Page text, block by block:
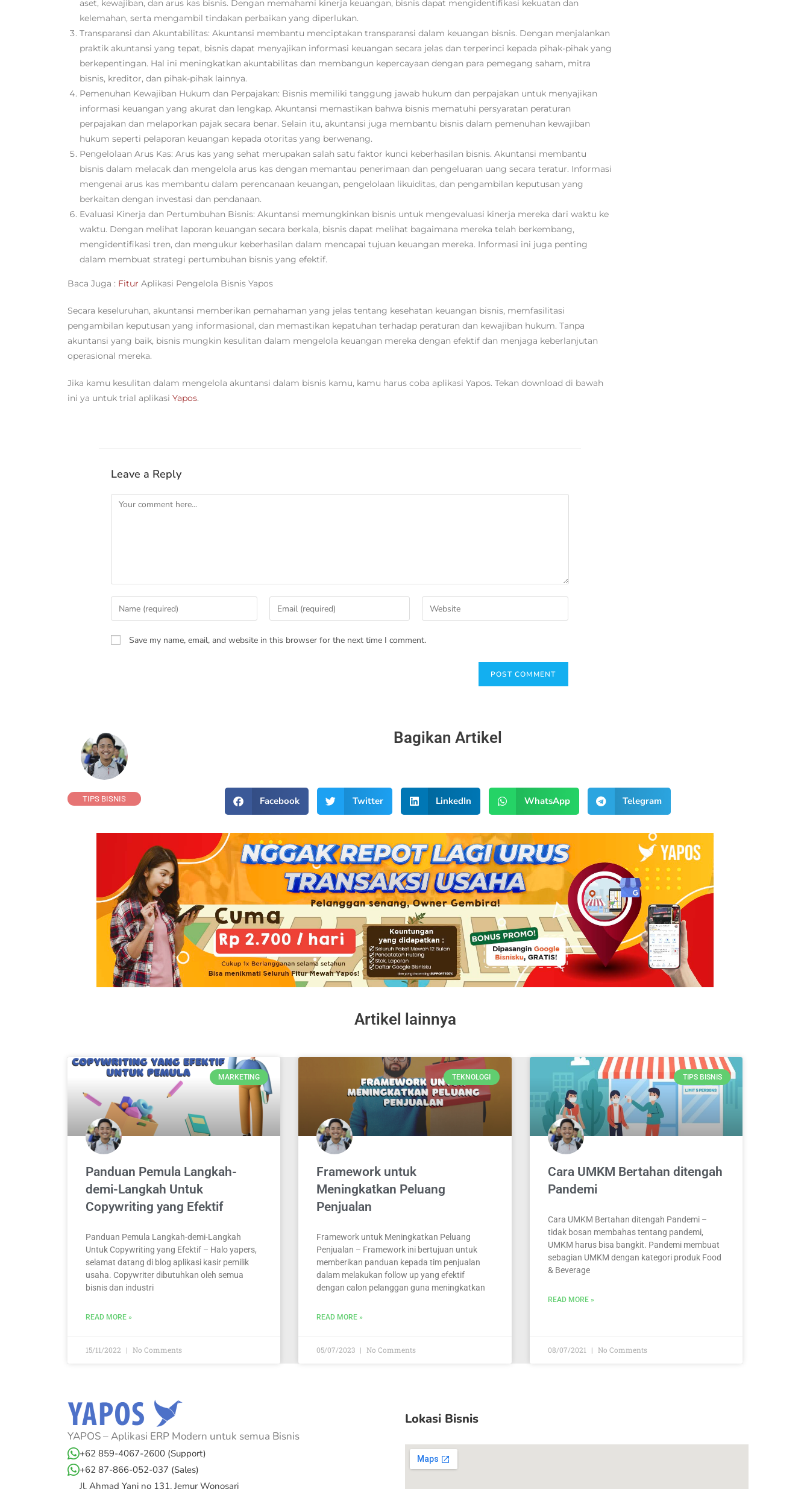
aset, kewajiban, dan arus kas bisnis. Dengan memahami kinerja keuangan, bisnis dapat mengidentifikasi kekuatan dan
kelemahan, serta mengambil tindakan perbaikan yang diperlukan.
Transparansi dan Akuntabilitas: Akuntansi membantu menciptakan transparansi dalam keuangan bisnis. Dengan menjalankan
praktik akuntansi yang tepat, bisnis dapat menyajikan informasi keuangan secara jelas dan terperinci kepada pihak-pihak yang
berkepentingan. Hal ini meningkatkan akuntabilitas dan membangun kepercayaan dengan para pemegang saham, mitra
bisnis, kreditor, dan pihak-pihak lainnya.
Pemenuhan Kewajiban Hukum dan Perpajakan: Bisnis memiliki tanggung jawab hukum dan perpajakan untuk menyajikan
informasi keuangan yang akurat dan lengkap. Akuntansi memastikan bahwa bisnis mematuhi persyaratan peraturan
perpajakan dan melaporkan pajak secara benar. Selain itu, akuntansi juga membantu bisnis dalam pemenuhan kewajiban
hukum seperti pelaporan keuangan kepada otoritas yang berwenang.
Pengelolaan Arus Kas: Arus kas yang sehat merupakan salah satu faktor kunci keberhasilan bisnis. Akuntansi membantu
bisnis dalam melacak dan mengelola arus kas dengan memantau penerimaan dan pengeluaran uang secara teratur. Informasi
mengenai arus kas membantu dalam perencanaan keuangan, pengelolaan likuiditas, dan pengambilan keputusan yang
berkaitan dengan investasi dan pendanaan.
Evaluasi Kinerja dan Pertumbuhan Bisnis: Akuntansi memungkinkan bisnis untuk mengevaluasi kinerja mereka dari waktu ke
waktu. Dengan melihat laporan keuangan secara berkala, bisnis dapat melihat bagaimana mereka telah berkembang,
mengidentifikasi tren, dan mengukur keberhasilan dalam mencapai tujuan keuangan mereka. Informasi ini juga penting
dalam membuat strategi pertumbuhan bisnis yang efektif.
Baca Juga : Fitur Aplikasi Pengelola Bisnis Yapos
Secara keseluruhan, akuntansi memberikan pemahaman yang jelas tentang kesehatan keuangan bisnis, memfasilitasi
pengambilan keputusan yang informasional, dan memastikan kepatuhan terhadap peraturan dan kewajiban hukum. Tanpa
akuntansi yang baik, bisnis mungkin kesulitan dalam mengelola keuangan mereka dengan efektif dan menjaga keberlanjutan
operasional mereka.
Jika kamu kesulitan dalam mengelola akuntansi dalam bisnis kamu, kamu harus coba aplikasi Yapos. Tekan download di bawah
ini ya untuk trial aplikasi Yapos.
Leave a Reply
Save my name, email, and website in this browser for the next time I comment.
TIPS BISNIS
Bagikan Artikel
Facebook Twitter LinkedIn WhatsApp Telegram
Artikel lainnya
MARKETING
Panduan Pemula Langkah-
demi-Langkah Untuk
Copywriting yang Efektif
Panduan Pemula Langkah-demi-Langkah
Untuk Copywriting yang Efektif – Halo yapers,
selamat datang di blog aplikasi kasir pemilik
usaha. Copywriter dibutuhkan oleh semua
bisnis dan industri
READ MORE »
15/11/2022 No Comments
TEKNOLOGI
Framework untuk
Meningkatkan Peluang
Penjualan
Framework untuk Meningkatkan Peluang
Penjualan – Framework ini bertujuan untuk
memberikan panduan kepada tim penjualan
dalam melakukan follow up yang efektif
dengan calon pelanggan guna meningkatkan
READ MORE »
05/07/2023 No Comments
TIPS BISNIS
Cara UMKM Bertahan ditengah
Pandemi
Cara UMKM Bertahan ditengah Pandemi –
tidak bosan membahas tentang pandemi,
UMKM harus bisa bangkit. Pandemi membuat
sebagian UMKM dengan kategori produk Food
& Beverage
READ MORE »
08/07/2021 No Comments
YAPOS – Aplikasi ERP Modern untuk semua Bisnis
+62 859-4067-2600 (Support)
+62 87-866-052-037 (Sales)
Jl. Ahmad Yani no 131, Jemur Wonosari
Lokasi Bisnis